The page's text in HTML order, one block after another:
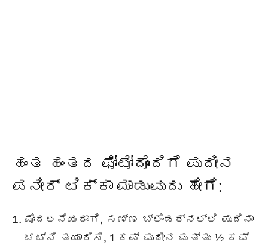
ಹಂತ ಹಂತದ ಫೋಟೋದೊಂದಿಗೆ ಪುದೀನ
ಪನೀರ್ ಟಿಕ್ಕಾ ಮಾಡುವುದು ಹೇಗೆ:
ಮೊದಲನೆಯದಾಗಿ, ಸಣ್ಣ ಬ್ಲೆಂಡರ್ನಲ್ಲಿ ಪುದಿನಾ
ಚಟ್ನಿ ತಯಾರಿಸಿ, 1 ಕಪ್ ಪುದೀನ ಮತ್ತು ½ ಕಪ್